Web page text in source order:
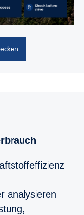
analysieren